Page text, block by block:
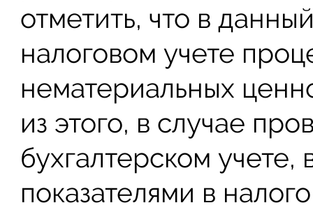
отметить, что в
налоговом учете
нематериальных
из этого, в случае
бухгалтерском учете,
показателями в